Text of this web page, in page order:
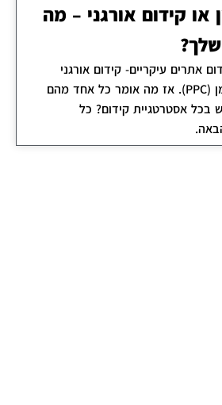
או קידום אורגני – מה
אתרים עיקריים- קידום אורגני
(SEO) וקידום ממומן (PPC). אז מה אומר כל אחד מהם
בכל אסטרטגיית קידום? כל